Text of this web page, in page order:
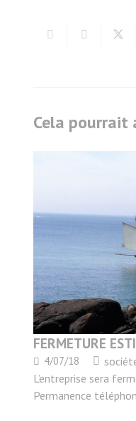
Cela pourrait
FERMETURE
4/07/18
L’entreprise sera
Permanence